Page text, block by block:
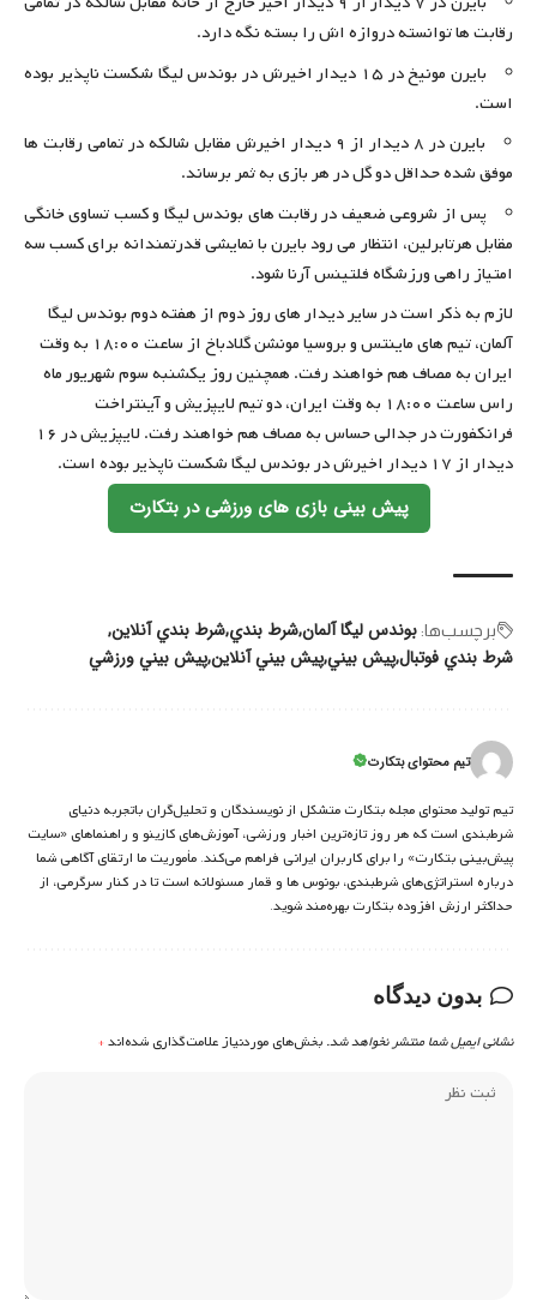
رقابت ها توانسته دروازه اش را بسته نگه دارد.
بایرن مونیخ در ۱۵ دیدار اخیرش در بوندس لیگا شکست ناپذیر بوده
است.
بایرن در ۸ دیدار از ۹ دیدار اخیرش مقابل شالکه در تمامی رقابت ها
موفق شده حداقل دو گل در هر بازی به ثمر برساند.
پس از شروعی ضعیف در رقابت های بوندس لیگا و کسب تساوی خانگی
مقابل هرتابرلین، انتظار می رود بایرن با نمایشی قدرتمندانه برای کسب سه
امتیاز راهی ورزشگاه فلتینس آرنا شود.
لازم به ذکر است در سایر دیدار های روز دوم از هفته دوم بوندس لیگا
آلمان، تیم های ماینتس و بروسیا مونشن گلادباخ از ساعت ۱۸:۰۰ به وقت
ایران به مصاف هم خواهند رفت. همچنین روز یکشنبه سوم شهریور ماه
راس ساعت ۱۸:۰۰ به وقت ایران، دو تیم لایپزیش و آینتراخت
فرانکفورت در جدالی حساس به مصاف هم خواهند رفت. لایپزیش در ۱۶
دیدار از ۱۷ دیدار اخیرش در بوندس لیگا شکست ناپذیر بوده است.
پیش بینی بازی های ورزشی در بتکارت
برچسب‌‌ها: بوندس لیگا آلمانشرط بنديشرط بندي آنلاين
شرط بندي فوتبالپيش بينيپيش بيني آنلاينپيش بيني ورزشي
تیم محتوای بتکارت
تیم تولید محتوای مجله بتکارت متشکل از نویسندگان و تحلیل‌گران باتجربه دنیای
شرط‌بندی است که هر روز تازه‌ترین اخبار ورزشی، آموزش‌های کازینو و راهنماهای «سایت
پیش‌بینی بتکارت» را برای کاربران ایرانی فراهم می‌کند. مأموریت ما ارتقای آگاهی شما
درباره استراتژی‌های شرطبندی، بونوس ها و قمار مسئولانه است تا در کنار سرگرمی، از
حداکثر ارزش افزوده بتکارت بهره‌مند شوید.
بدون دیدگاه
نشانی ایمیل شما منتشر نخواهد شد. بخش‌های موردنیاز علامت‌گذاری شده‌اند*